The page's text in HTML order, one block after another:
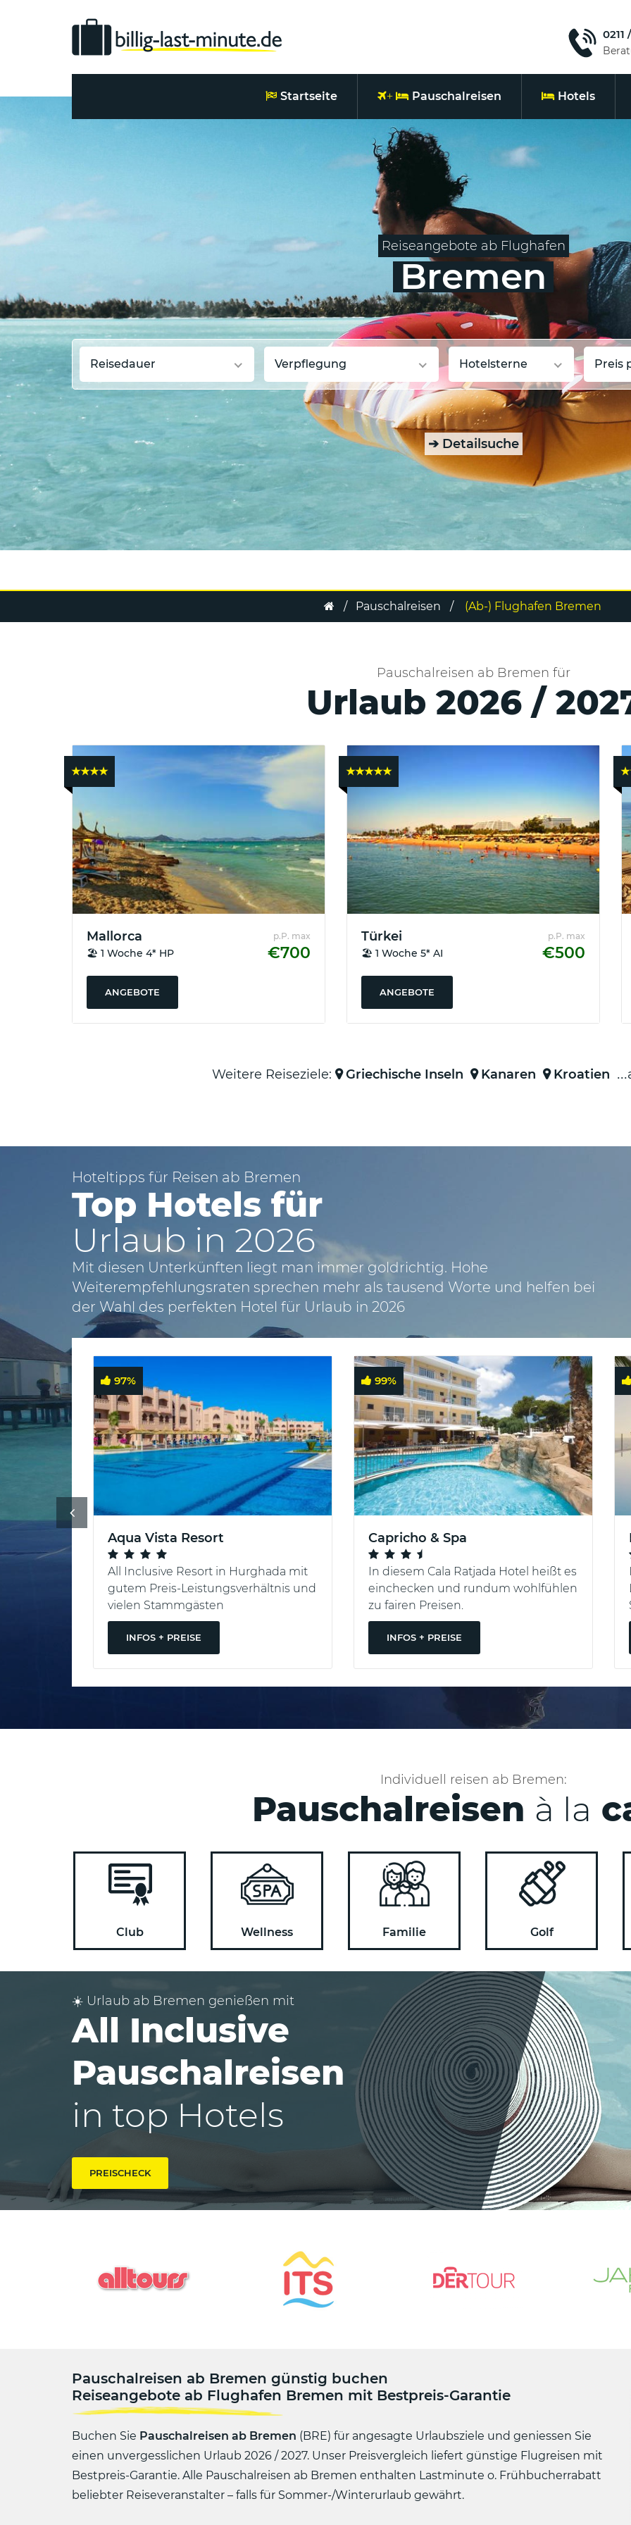
0211
Startseite Pauschalreisen Hotels
Reiseangebote ab Flughafen
Bremen
Reisedauer Verpflegung Hotelsterne Preis
➔Detailsuche
Pauschalreisen (Ab-) Flughafen Bremen
Pauschalreisen ab Bremen für
Urlaub 2026 /
★★★★
Mallorca
🏖️ 1 Woche 4* HP
p.P. max
€700
ANGEBOTE
★★★★★
Türkei
🏖️ 1 Woche 5* AI
p.P. max
€500
ANGEBOTE
Weitere Reiseziele: Griechische Inseln Kanaren Kroatien
Hoteltipps für Reisen ab Bremen
Top Hotels für
Urlaub in 2026
Mit diesen Unterkünften liegt man immer goldrichtig. Hohe
Weiterempfehlungsraten sprechen mehr als tausend Worte und helfen bei
der Wahl des perfekten Hotel für Urlaub in 2026
97%
Aqua Vista Resort
All Inclusive Resort in Hurghada mit
gutem Preis-Leistungsverhältnis und
vielen Stammgästen
INFOS + PREISE
99%
Capricho & Spa
In diesem Cala Ratjada Hotel heißt es
einchecken und rundum wohlfühlen
zu fairen Preisen.
INFOS + PREISE
Individuell reisen ab Bremen:
Pauschalreisen à la
Club Wellness Familie Golf
☀️ Urlaub ab Bremen genießen mit
All Inclusive
Pauschalreisen
in top Hotels
PREISCHECK
Pauschalreisen ab Bremen günstig buchen
Reiseangebote ab Flughafen Bremen mit Bestpreis-Garantie
Buchen Sie Pauschalreisen ab Bremen (BRE) für angesagte Urlaubsziele und geniessen Sie
einen unvergesslichen Urlaub 2026 / 2027. Unser Preisvergleich liefert günstige Flugreisen mit
Bestpreis-Garantie. Alle Pauschalreisen ab Bremen enthalten Lastminute o. Frühbucherrabatt
beliebter Reiseveranstalter – falls für Sommer-/Winterurlaub gewährt.
Deutschland
Pauschalreisen
Pauschalreisen
Pauschalreisen
Österreich:
Pauschalreisen
Pauschalreisen
Pauschalreisen
ab
Salzburg
Schweiz
✈
Pauschalreisen
Pauschalreisen